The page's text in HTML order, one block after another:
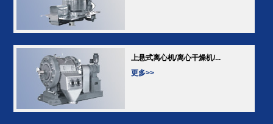
上悬式离心机/离心干燥机/...
更多>>